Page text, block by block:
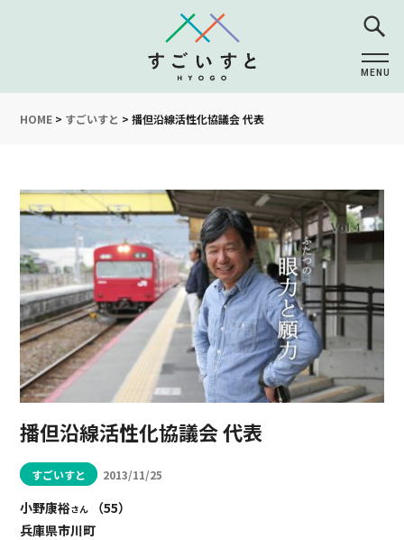
HOME > すごいすと >播但沿線活性化協議会 代表
播但沿線活性化協議会 代表
すごいすと 2013/11/25
小野康裕さん
（55）
兵庫県市川町
MENU